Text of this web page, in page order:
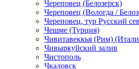
Череповец (Белозерск)
Череповец (Вологда /
Череповец, тур Русский
Чешме (Турция)
Чивитавеккья (Рим)
Чивыркуйский залив
Чистополь
Чкаловск